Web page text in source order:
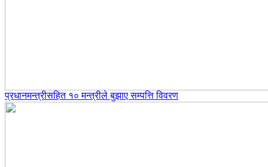
प्रधानमन्त्रीसहित १० मन्त्रीले बुझाए सम्पत्ति विवरण